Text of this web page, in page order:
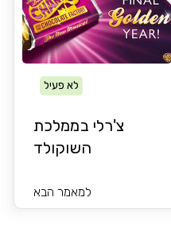
לא פעיל
צ'רלי בממלכת
השוקולד
למאמר הבא